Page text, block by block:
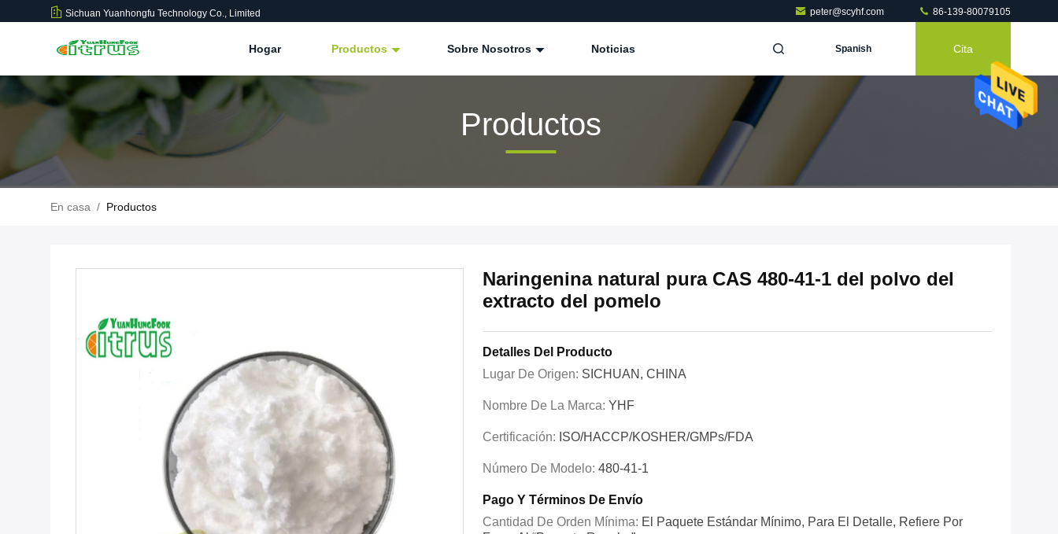
Sichuan Yuanhongfu Technology Co., Limited peter@scyhf.com 86-139-80079105
Hogar Productos Sobre Nosotros Noticias Spanish Cita
Productos
En casa / Productos
Naringenina natural pura CAS 480-41-1 del polvo del
extracto del pomelo
Detalles Del Producto
Lugar De Origen: SICHUAN, CHINA
Nombre De La Marca: YHF
Certificación: ISO/HACCP/KOSHER/GMPs/FDA
Número De Modelo: 480-41-1
Pago Y Términos De Envío
Cantidad De Orden Mínima: El Paquete Estándar Mínimo, Para El Detalle, Refiere Por